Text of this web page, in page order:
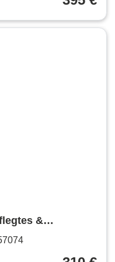
&
und Bad